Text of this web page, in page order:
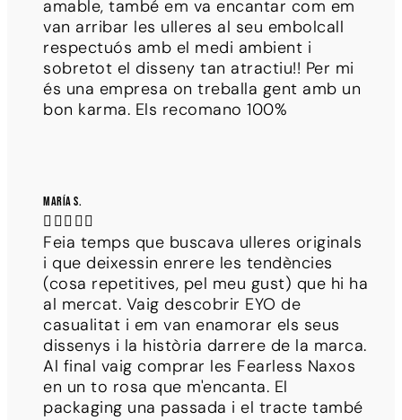
amable, també em va encantar com em
van arribar les ulleres al seu embolcall
respectuós amb el medi ambient i
sobretot el disseny tan atractiu!! Per mi
és una empresa on treballa gent amb un
bon karma. Els recomano 100%
María S.
    
Feia temps que buscava ulleres originals
i que deixessin enrere les tendències
(cosa repetitives, pel meu gust) que hi ha
al mercat. Vaig descobrir EYO de
casualitat i em van enamorar els seus
dissenys i la història darrere de la marca.
Al final vaig comprar les Fearless Naxos
en un to rosa que m'encanta. El
packaging una passada i el tracte també